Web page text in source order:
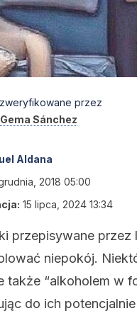
przez
Gema Sánchez
Aldana
2018 05:00
15 lipca, 2024 13:34
przepisywane przez
niepokój.
także “alkoholem w
do ich potencjalnie